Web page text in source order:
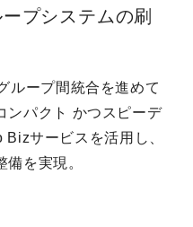
プシステムの刷
ループ間統合を進めて
ンパクト かつスピーデ
サービスを活用し、
を実現。